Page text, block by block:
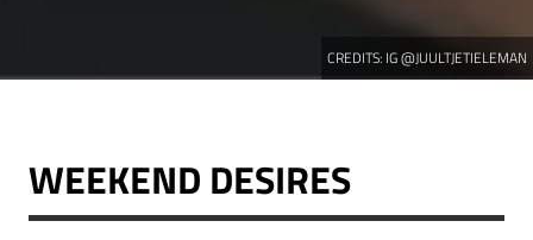
CREDITS: IG @JUULTJETIELEMAN
WEEKEND DESIRES